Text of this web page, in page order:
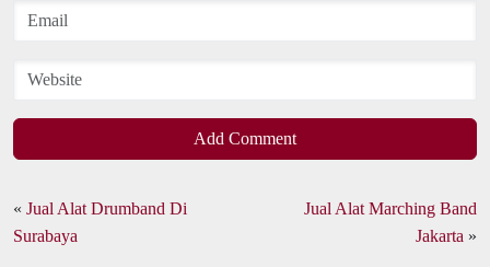
Add Comment
« Jual Alat Drumband Di
Surabaya
Jual Alat Marching Band
Jakarta »